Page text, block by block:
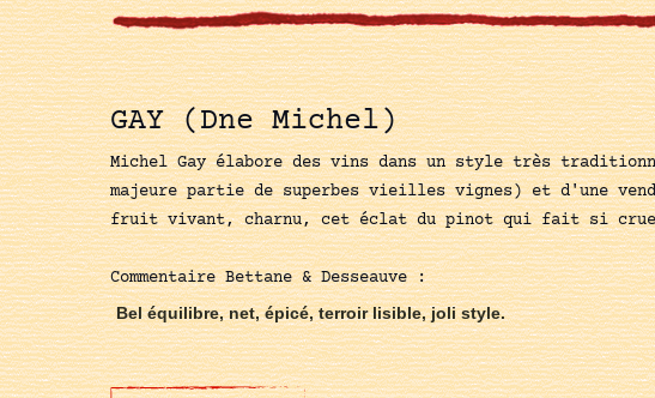
GAY (Dne Michel)
Michel Gay élabore des vins dans un style très
majeure partie de superbes vieilles vignes) et d'une
fruit vivant, charnu, cet éclat du pinot qui fait si
Commentaire Bettane & Desseauve :
Bel équilibre, net, épicé, terroir lisible, joli style.